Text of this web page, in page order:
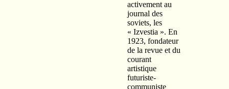
activement au
journal des
soviets, les
« Izvestia ». En
1923, fondateur
de la revue et du
courant
artistique
futuriste-
communiste